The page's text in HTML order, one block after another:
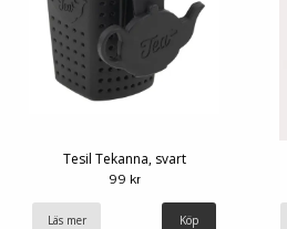
Tesil Tekanna, svart
99 kr
Läs mer